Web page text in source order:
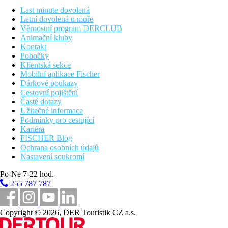
Zábava
Denní a večerní animační program.
Wellness
Za poplatek: SPA centrum (turecké lázně, sauna, bazén s
tryskami), procedury.
Zvláštnosti
Hotel pouze pro dospělé.
Internet
Wi Fi zdarma v areálu hotelu.
Web
https://www.h10hotels.com/en/fuerteventura-hotels/h10-ocean-
dreams
Oficiální kategorie
Poznámka
Oficiální třída: ****
Vzdálenosti
Last minute dovolená
Letní dovolená u moře
Věrnostní program DERCLUB
Animační kluby
Kontakt
Pobočky
Klientská sekce
Mobilní aplikace Fischer
Dárkové poukazy
Cestovní pojištění
Časté dotazy
Užitečné informace
Podmínky pro cestující
Kariéra
FISCHER Blog
Ochrana osobních údajů
Nastavení soukromí
Po-Ne 7-22 hod.
255 787 787
Copyright © 2026, DER Touristik CZ a.s.